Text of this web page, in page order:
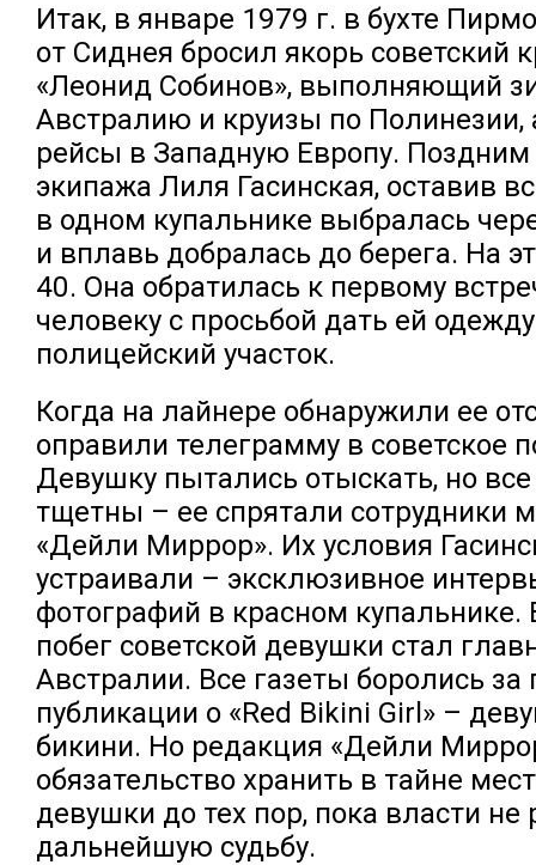
Итак, в январе 1979 г. в бухте
от Сиднея бросил якорь советский
«Леонид Собинов», выполняющий
Австралию и круизы по Полинезии,
рейсы в Западную Европу.
экипажа Лиля Гасинская, оставив
в одном купальнике выбралась
и вплавь добралась до берега. На
40. Она обратилась к первому
человеку с просьбой дать ей
полицейский участок.
Когда на лайнере обнаружили ее
оправили телеграмму в советское
Девушку пытались отыскать, но
тщетны – ее спрятали сотрудники
«Дейли Миррор». Их условия
устраивали – эксклюзивное
фотографий в красном купальнике.
побег советской девушки стал
Австралии. Все газеты боролись за
публикации о «Red Bikini Girl» –
бикини. Но редакция «Дейли
обязательство хранить в тайне
девушки до тех пор, пока власти не
дальнейшую судьбу.